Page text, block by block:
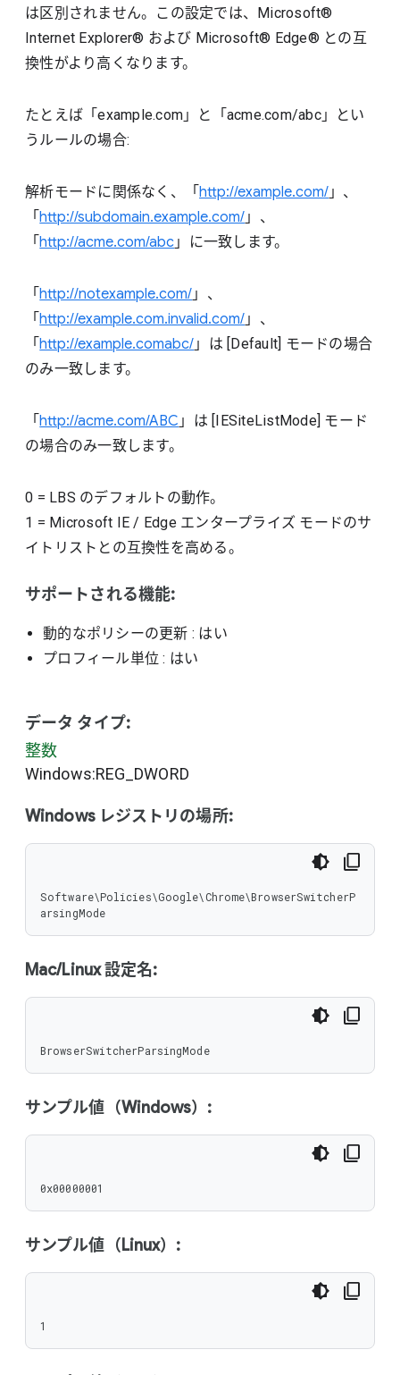
は区別されません。この設定では、Microsoft®
Internet Explorer® および Microsoft® Edge® との互
換性がより高くなります。
たとえば「example.com」と「acme.com/abc」とい
うルールの場合:
解析モードに関係なく、「http://example.com/ 」、
「http://subdomain.example.com/ 」、
「http://acme.com/abc 」に一致します。
「http://notexample.com/ 」、
「http://example.com.invalid.com/ 」、
「http://example.comabc/ 」は [Default] モードの場合
のみ一致します。
「http://acme.com/ABC 」は [IESiteListMode] モード
の場合のみ一致します。
0 = LBS のデフォルトの動作。
1 = Microsoft IE / Edge エンタープライズ モードのサ
イトリストとの互換性を高める。
サポートされる機能:
動的なポリシーの更新 : はい
プロフィール単位 : はい
データ タイプ:
整数
Windows:REG_DWORD
Windows レジストリの場所:
Software\Policies\Google\Chrome\BrowserSwitcherP
arsingMode
Mac/Linux 設定名:
BrowserSwitcherParsingMode
サンプル値（Windows）:
0x00000001
サンプル値（Linux）:
1